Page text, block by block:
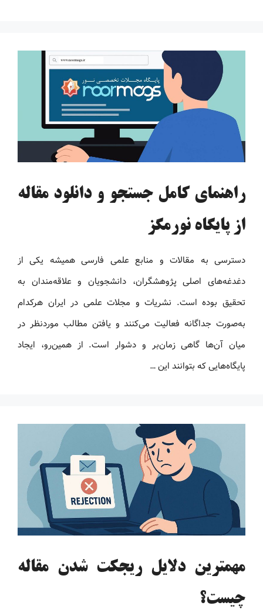
راهنمای کامل جستجو و دانلود مقاله
از پایگاه نورمگز
دسترسی به مقالات و منابع علمی فارسی همیشه یکی از
دغدغه‌های اصلی پژوهشگران، دانشجویان و علاقه‌مندان به
تحقیق بوده است. نشریات و مجلات علمی در ایران هرکدام
به‌صورت جداگانه فعالیت می‌کنند و یافتن مطالب موردنظر در
میان آن‌ها گاهی زمان‌بر و دشوار است. از همین‌رو، ایجاد
پایگاه‌هایی که بتوانند این …
مهمترین دلایل ریجکت شدن مقاله
چیست؟